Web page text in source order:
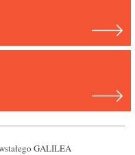
GALILEA